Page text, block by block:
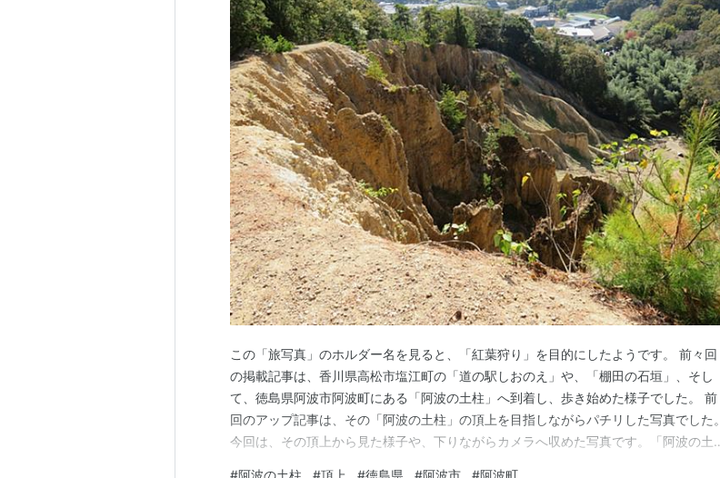
この「旅写真」のホルダー名を見ると、「紅葉狩り」を目的にしたようです。 前々回
の掲載記事は、香川県高松市塩江町の「道の駅しおのえ」や、「棚田の石垣」、そし
て、徳島県阿波市阿波町にある「阿波の土柱」へ到着し、歩き始めた様子でした。 前
回のアップ記事は、その「阿波の土柱」の頂上を目指しながらパチリした写真でした。
今回は、その頂上から見た様子や、下りながらカメラへ収めた写真です。「阿波の土